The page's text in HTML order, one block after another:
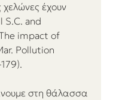
χελώνες έχουν
S.C. and
impact of
Pollution
στη θάλασσα